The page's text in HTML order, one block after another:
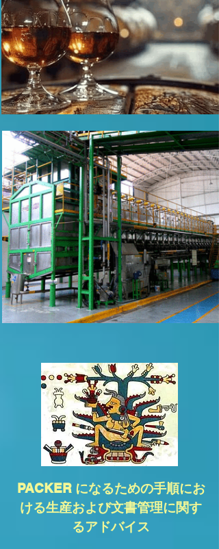
PACKER になるための手順にお
ける生産および文書管理に関す
るアドバイス